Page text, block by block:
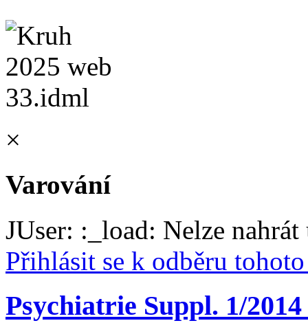
×
Varování
JUser: :_load: Nelze
Přihlásit se k odběru
Psychiatrie Suppl. 1/